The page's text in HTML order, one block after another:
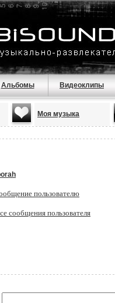
Альбомы Видеоклипы
Моя музыка
пользователю
сообщения пользователя